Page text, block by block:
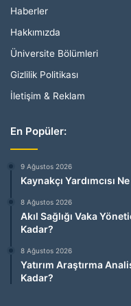
Haberler
Hakkımızda
Üniversite Bölümleri
Gizlilik Politikası
İletişim & Reklam
En Popüler:
9 Ağustos 2026
Kaynakçı Yardımcısı
8 Ağustos 2026
Akıl Sağlığı Vaka
Kadar?
8 Ağustos 2026
Yatırım Araştırma
Kadar?